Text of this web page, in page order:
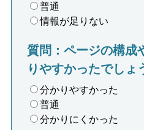
普通
情報が足りない
質問：ページの構成
りやすかったでしょ
分かりやすかった
普通
分かりにくかった